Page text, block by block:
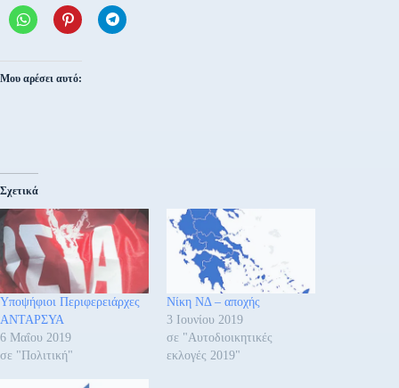
Μου αρέσει αυτό:
Σχετικά
Υποψήφιοι Περιφερειάρχες
ΑΝΤΑΡΣΥΑ
6 Μαΐου 2019
σε "Πολιτική"
Νίκη ΝΔ – αποχής
3 Ιουνίου 2019
σε "Αυτοδιοικητικές
εκλογές 2019"